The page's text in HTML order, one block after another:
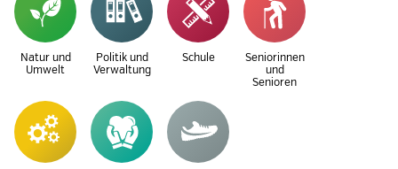
Natur und
Umwelt
Politik und
Verwaltung
Schule
Seniorinnen
und
Senioren